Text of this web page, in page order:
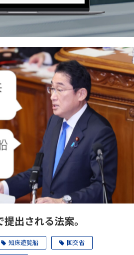
出される法案。
知床遊覧船 国交省